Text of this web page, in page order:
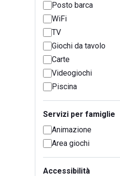
Posto barca
WiFi
TV
Giochi da tavolo
Carte
Videogiochi
Piscina
Servizi per famiglie
Animazione
Area giochi
Accessibilità